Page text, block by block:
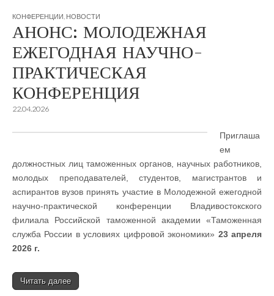
КОНФЕРЕНЦИИ НОВОСТИ
АНОНС: МОЛОДЕЖНАЯ
ЕЖЕГОДНАЯ НАУЧНО-
ПРАКТИЧЕСКАЯ
КОНФЕРЕНЦИЯ
22.04.2026
Приглаша
ем
должностных лиц таможенных органов, научных работников,
молодых преподавателей, студентов, магистрантов и
аспирантов вузов принять участие в Молодежной ежегодной
научно-практической конференции Владивостокского
филиала Российской таможенной академии «Таможенная
служба России в условиях цифровой экономики» 23 апреля
2026 г.
Читать далее